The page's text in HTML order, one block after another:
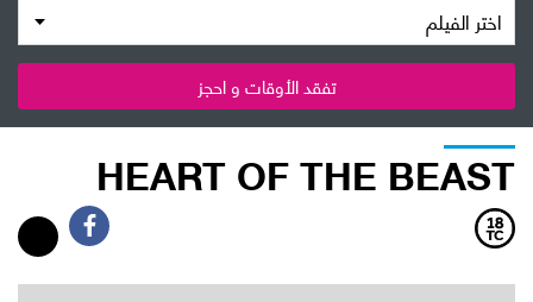
اختر الفيلم
تفقد الأوقات و احجز
HEART OF THE BEAST